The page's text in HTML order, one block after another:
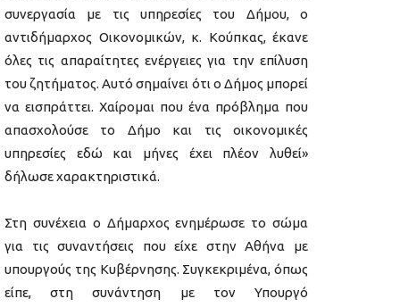
συνεργασία με τις υπηρεσίες του Δήμου, ο
αντιδήμαρχος Οικονομικών, κ. Κούπκας, έκανε
όλες τις απαραίτητες ενέργειες για την επίλυση
του ζητήματος. Αυτό σημαίνει ότι ο Δήμος μπορεί
να εισπράττει. Χαίρομαι που ένα πρόβλημα που
απασχολούσε το Δήμο και τις οικονομικές
υπηρεσίες εδώ και μήνες έχει πλέον λυθεί»
δήλωσε χαρακτηριστικά.
Στη συνέχεια ο Δήμαρχος ενημέρωσε το σώμα
για τις συναντήσεις που είχε στην Αθήνα με
υπουργούς της Κυβέρνησης. Συγκεκριμένα, όπως
είπε, στη συνάντηση με τον Υπουργό